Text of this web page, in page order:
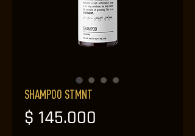
SHAMPOO STMNT
$ 145.000